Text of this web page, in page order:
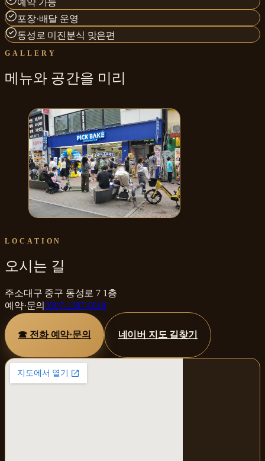
예약 가능
포장·배달 운영
동성로 미진분식 맞은편
GALLERY
메뉴와 공간을 미리
LOCATION
오시는 길
주소대구 중구 동성로 7 1층
예약·문의0507-1397-0010
☎ 전화 예약·문의 네이버 지도 길찾기